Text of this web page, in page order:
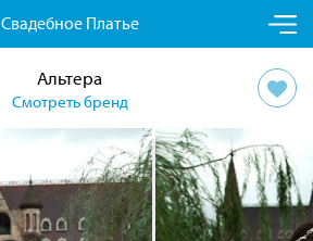
Свадебное Платье
Альтера
Смотреть бренд